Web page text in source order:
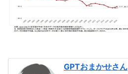
GPTおまかせさん